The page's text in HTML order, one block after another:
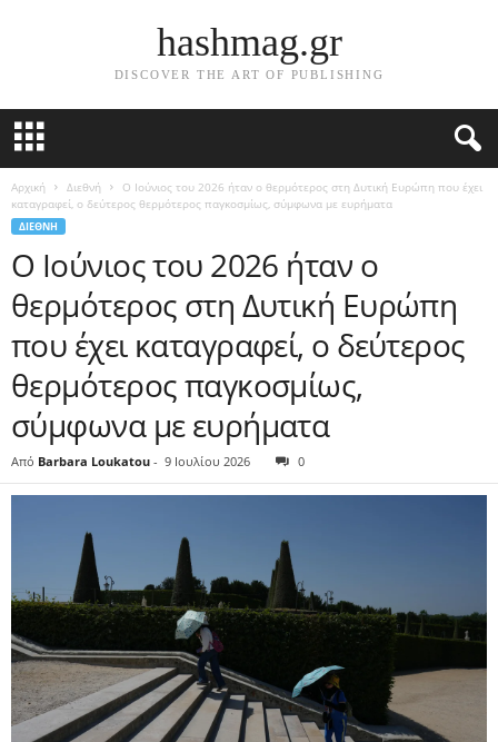
hashmag.gr
DISCOVER THE ART OF PUBLISHING
Αρχική Διεθνή
Ο Ιούνιος του 2026 ήταν ο θερμότερος στη Δυτική Ευρώπη που έχει
καταγραφεί, ο δεύτερος θερμότερος παγκοσμίως, σύμφωνα με ευρήματα
ΔΙΕΘΝΉ
Ο Ιούνιος του 2026 ήταν ο
θερμότερος στη Δυτική Ευρώπη
που έχει καταγραφεί, ο δεύτερος
θερμότερος παγκοσμίως,
σύμφωνα με ευρήματα
Από Barbara Loukatou - 9 Ιουλίου 2026 0